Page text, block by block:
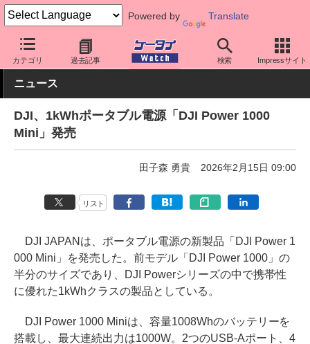
Powered by Translate
カテゴリ 過去記事 検索 Impressサイト
ケータイ Watch 周辺機器/アクセサリー 充電器
ニュース
DJI、1kWhポータブル電源「DJI Power 1000
Mini」発売
田子森 勇貴 2026年2月15日 09:00
リスト
DJI JAPANは、ポータブル電源の新製品「DJI Power 1
000 Mini」を発売した。前モデル「DJI Power 1000」の
半分のサイズであり、DJI Powerシリーズの中で携帯性
に優れた1kWhクラスの製品としている。
DJI Power 1000 Miniは、容量1008Whのバッテリーを
搭載し、最大連続出力は1000W。2つのUSB-Aポート、4